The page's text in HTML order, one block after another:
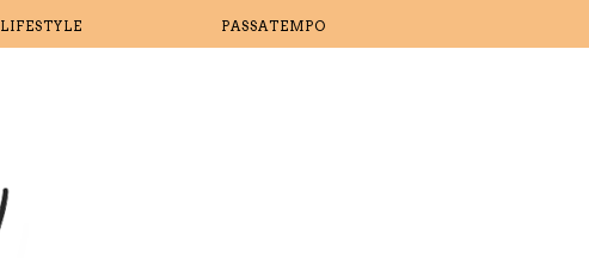
LIFESTYLE PASSATEMPO